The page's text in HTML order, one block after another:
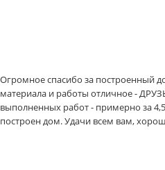
Огромное спасибо за построенный
материала и работы отличное -
выполненных работ - примерно за
построен дом. Удачи всем вам,